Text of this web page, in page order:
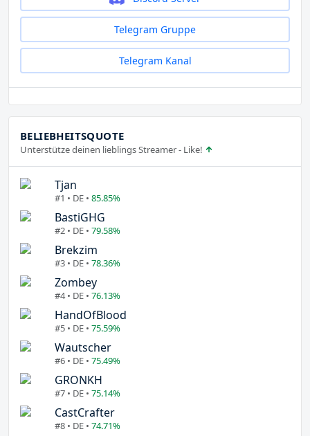
Telegram Gruppe
Telegram Kanal
BELIEBHEITSQUOTE
Unterstütze deinen lieblings Streamer - Like!
Tjan
#1 • DE • 85.85%
BastiGHG
#2 • DE • 79.58%
Brekzim
#3 • DE • 78.36%
Zombey
#4 • DE • 76.13%
HandOfBlood
#5 • DE • 75.59%
Wautscher
#6 • DE • 75.49%
GRONKH
#7 • DE • 75.14%
CastCrafter
#8 • DE • 74.71%